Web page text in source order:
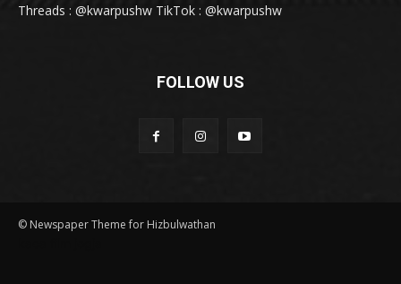
Threads : @kwarpushw TikTok : @kwarpushw
FOLLOW US
© Newspaper Theme for Hizbulwathan